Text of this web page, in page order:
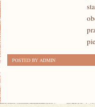
KSIĄŻKOWE
POSTED BY ADMIN